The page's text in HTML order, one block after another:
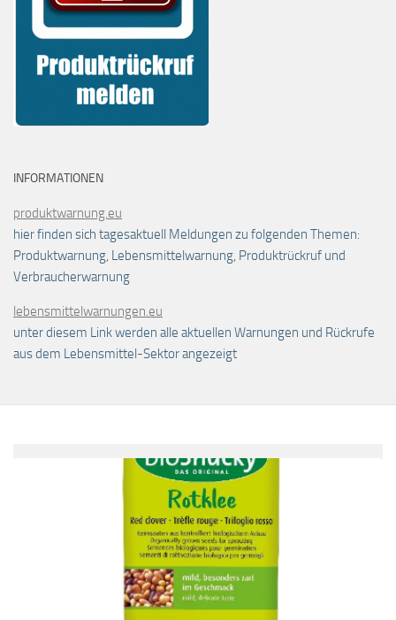
INFORMATIONEN
produktwarnung.eu
hier finden sich tagesaktuell Meldungen zu folgenden Themen:
Produktwarnung, Lebensmittelwarnung, Produktrückruf und
Verbraucherwarnung
lebensmittelwarnungen.eu
unter diesem Link werden alle aktuellen Warnungen und Rückrufe
aus dem Lebensmittel-Sektor angezeigt